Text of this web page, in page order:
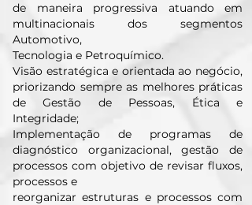
de maneira progressiva atuando em
multinacionais dos segmentos
Automotivo,
Tecnologia e Petroquímico.
Visão estratégica e orientada ao negócio,
priorizando sempre as melhores práticas
de Gestão de Pessoas, Ética e
Integridade;
Implementação de programas de
diagnóstico organizacional, gestão de
processos com objetivo de revisar fluxos,
processos e
reorganizar estruturas e processos com